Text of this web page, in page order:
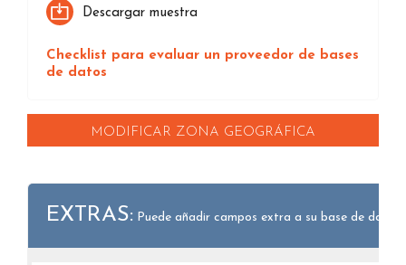
Descargar muestra
Checklist para evaluar un proveedor de bases
de datos
MODIFICAR ZONA GEOGRÁFICA
EXTRAS: Puede añadir campos extra a su base de datos.